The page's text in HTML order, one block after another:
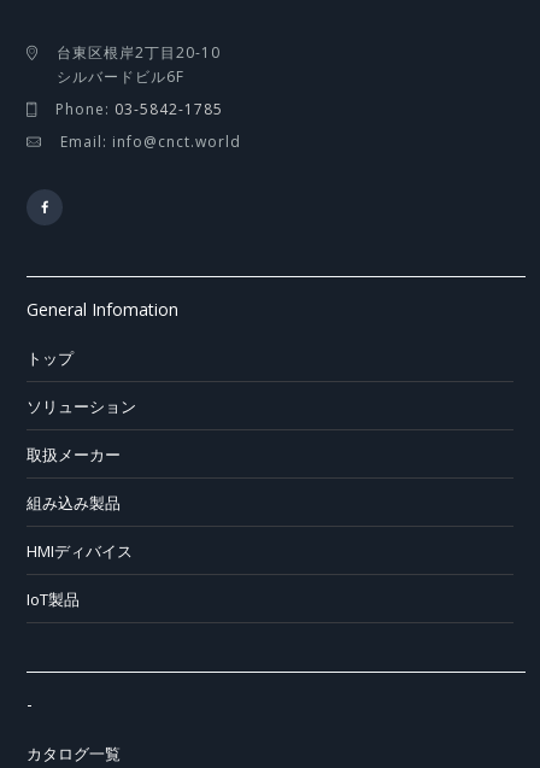
台東区根岸2丁目20-10
シルバードビル6F
Phone: 03-5842-1785
Email: info@cnct.world
General Infomation
トップ
ソリューション
取扱メーカー
組み込み製品
HMIディバイス
IoT製品
-
カタログ一覧